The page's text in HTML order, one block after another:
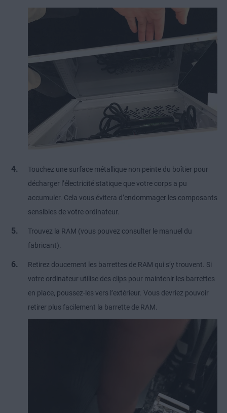
Touchez une surface métallique non peinte du boîtier pour
décharger l’électricité statique que votre corps a pu
accumuler. Cela vous évitera d’endommager les composants
sensibles de votre ordinateur.
Trouvez la RAM (vous pouvez consulter le manuel du
fabricant).
Retirez doucement les barrettes de RAM qui s’y trouvent. Si
votre ordinateur utilise des clips pour maintenir les barrettes
en place, poussez-les vers l’extérieur. Vous devriez pouvoir
retirer plus facilement la barrette de RAM.